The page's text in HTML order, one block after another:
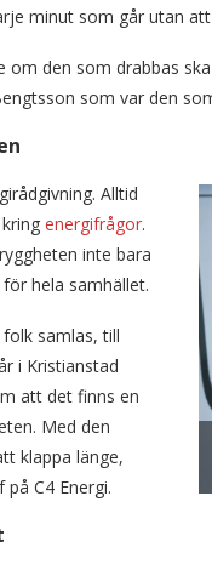
minut som går utan
den som drabbas
som var den
Alltid
energifrågor.
inte bara
hela samhället.
samlas, till
i Kristianstad
att det finns en
Med den
klappa länge,
C4 Energi.